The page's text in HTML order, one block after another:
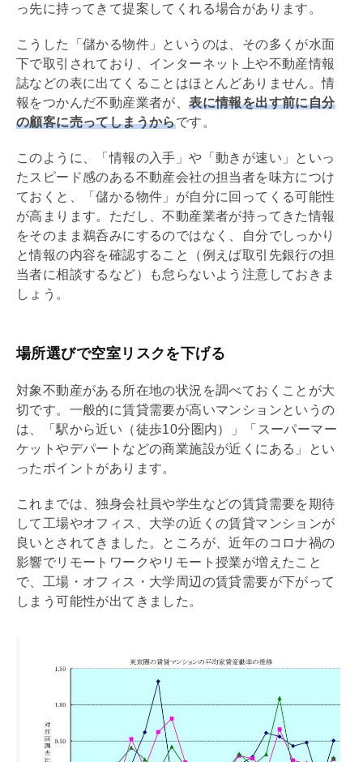
っ先に持ってきて提案してくれる場合があります。
こうした「儲かる物件」というのは、その多くが水面
下で取引されており、インターネット上や不動産情報
誌などの表に出てくることはほとんどありません。情
報をつかんだ不動産業者が、表に情報を出す前に自分
の顧客に売ってしまうからです。
このように、「情報の入手」や「動きが速い」といっ
たスピード感のある不動産会社の担当者を味方につけ
ておくと、「儲かる物件」が自分に回ってくる可能性
が高まります。ただし、不動産業者が持ってきた情報
をそのまま鵜呑みにするのではなく、自分でしっかり
と情報の内容を確認すること（例えば取引先銀行の担
当者に相談するなど）も怠らないよう注意しておきま
しょう。
場所選びで空室リスクを下げる
対象不動産がある所在地の状況を調べておくことが大
切です。一般的に賃貸需要が高いマンションというの
は、「駅から近い（徒歩10分圏内）」「スーパーマー
ケットやデパートなどの商業施設が近くにある」とい
ったポイントがあります。
これまでは、独身会社員や学生などの賃貸需要を期待
して工場やオフィス、大学の近くの賃貸マンションが
良いとされてきました。ところが、近年のコロナ禍の
影響でリモートワークやリモート授業が増えたこと
で、工場・オフィス・大学周辺の賃貸需要が下がって
しまう可能性が出てきました。